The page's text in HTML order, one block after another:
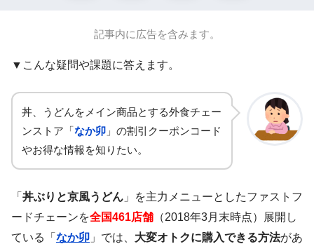
記事内に広告を含みます。
▼こんな疑問や課題に答えます。
丼、うどんをメイン商品とする外食チェー
ンストア「なか卯 」の割引クーポンコード
やお得な情報を知りたい。
「 丼ぶりと京風うどん 」を主力メニューとしたファストフ
ードチェーンを全国461店舗 （2018年3月末時点）展開し
ている「 なか卯 」では、 大変オトクに購入できる方法があ